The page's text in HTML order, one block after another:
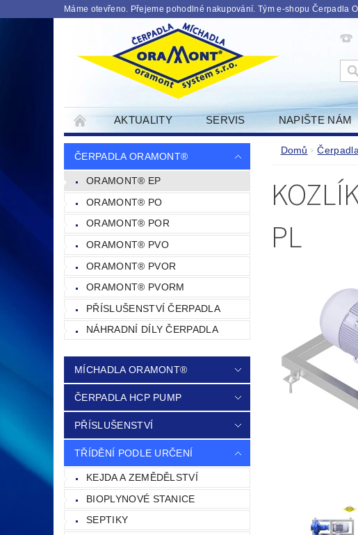
Máme otevřeno. Přejeme pohodlné nakupování. Tým e-shopu Čerpadla
AKTUALITY SERVIS NAPIŠTE NÁM
PODMINKY OCHRANY OSOBNICH UDAJU
ČERPADLA ORAMONT®
ORAMONT® EP
ORAMONT® PO
ORAMONT® POR
ORAMONT® PVO
ORAMONT® PVOR
ORAMONT® PVORM
PŘÍSLUŠENSTVÍ ČERPADLA
NÁHRADNÍ DÍLY ČERPADLA
MÍCHADLA ORAMONT®
ČERPADLA HCP PUMP
PŘÍSLUŠENSTVÍ
TŘÍDĚNÍ PODLE URČENÍ
KEJDA A ZEMĚDĚLSTVÍ
BIOPLYNOVÉ STANICE
SEPTIKY
Domů
PL